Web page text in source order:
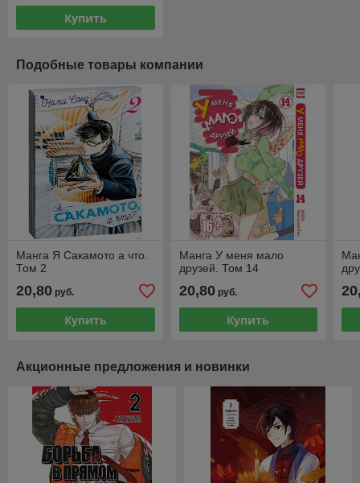
Купить
Подобные товары компании
Манга Я Сакамото а что.
Том 2
20,80 руб.
Купить
Манга У меня мало
друзей. Том 14
20,80руб.
Купить
Акционные предложения и новинки